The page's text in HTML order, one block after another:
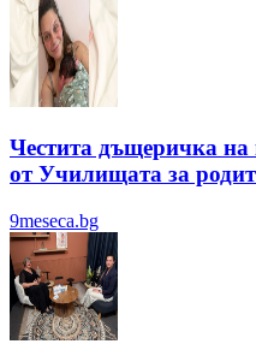
Честита дъщеричка на
от Училищата за
9meseca.bg